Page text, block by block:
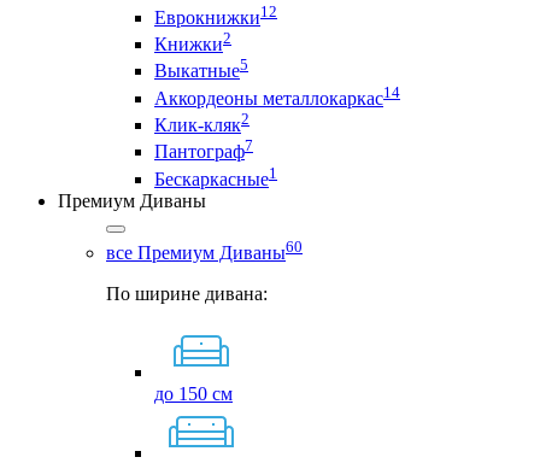
Еврокнижки12
Книжки2
Выкатные5
Аккордеоны металлокаркас14
Клик-кляк2
Пантограф7
Бескаркасные1
Премиум Диваны
все Премиум Диваны60
По ширине дивана:
до 150 см